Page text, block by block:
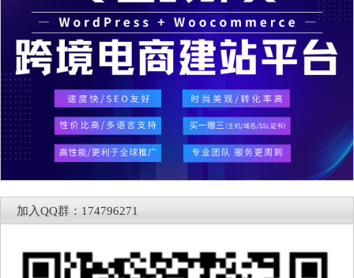
加入QQ群：174796271